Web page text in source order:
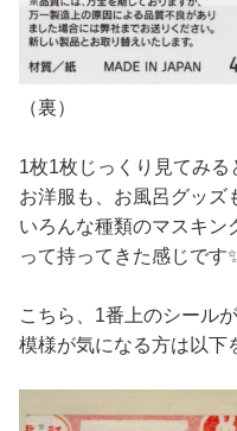
（裏）
1枚1枚じっくり見てみ
お洋服も、お風呂グッズ
いろんな種類のマスキン
って持ってきた感じです
こちら、1番上のシール
模様が気になる方は以下